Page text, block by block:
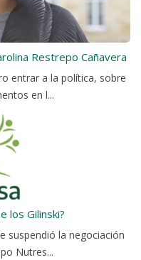
Restrepo Cañavera
entrar a la política, sobre
en l...
los Gilinski?
suspendió la negociación
Nutres...